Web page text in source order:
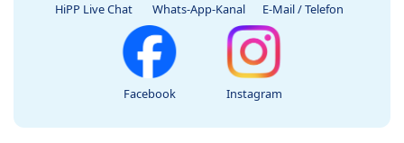
HiPP Live Chat Whats-App-Kanal E-Mail / Telefon
Facebook Instagram